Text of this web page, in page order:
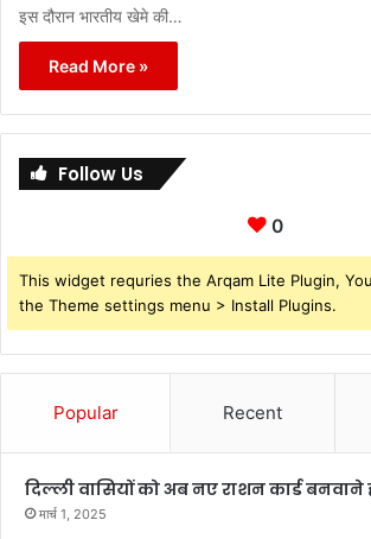
इस दौरान भारतीय खेमे की…
Read More »
Follow Us
0
This widget requries the Arqam Lite Plugin,
the Theme settings menu > Install Plugins.
Popular Recent
दिल्ली वासियों को अब नए राशन कार्ड बनवाने
मार्च 1, 2025